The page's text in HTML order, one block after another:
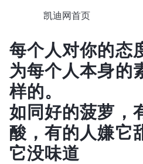
凯迪网首页
每个人对你的态
为每个人本身的
样的。
如同好的菠萝，
酸，有的人嫌它
它没味道